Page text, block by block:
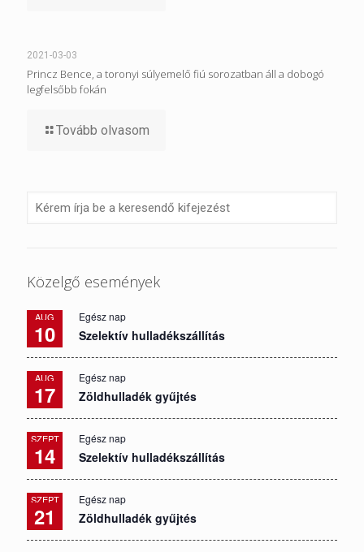
2021-03-03
Princz Bence, a toronyi súlyemelő fiú sorozatban áll a dobogó
legfelsőbb fokán
Tovább olvasom
Közelgő események
AUG
10
Egész nap
Szelektív hulladékszállítás
AUG
17
Egész nap
Zöldhulladék gyűjtés
SZEPT
14
Egész nap
Szelektív hulladékszállítás
SZEPT
21
Egész nap
Zöldhulladék gyűjtés